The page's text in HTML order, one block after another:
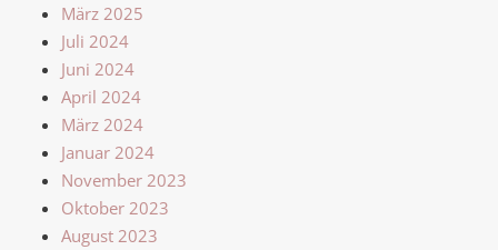
März 2025
Juli 2024
Juni 2024
April 2024
März 2024
Januar 2024
November 2023
Oktober 2023
August 2023